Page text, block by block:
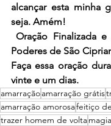
alcançar esta minha
seja. Amém!
Oração Finalizada
Poderes de São
Faça essa oração
vinte e um dias.
amarraçãoamarração grátis
amarração amorosafeitiço
trazer homem de volta